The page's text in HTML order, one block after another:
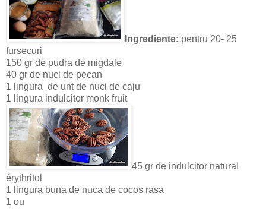
Ingrediente: pentru 20- 25
fursecuri
150 gr de pudra de migdale
40 gr de nuci de pecan
1 lingura de unt de nuci de caju
1 lingura indulcitor monk fruit
45 gr de indulcitor natural
érythritol
1 lingura buna de nuca de cocos rasa
1 ou